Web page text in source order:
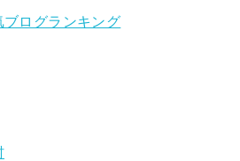
ブログランキング